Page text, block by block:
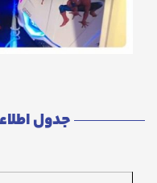
جدول